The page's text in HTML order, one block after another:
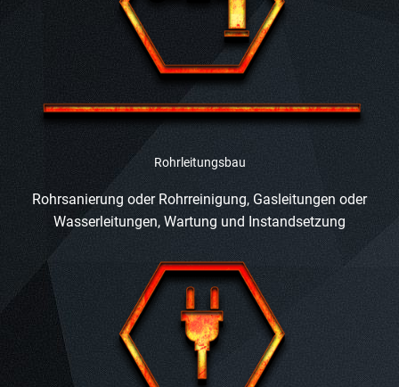
Rohrleitungsbau
Rohrsanierung oder Rohrreinigung, Gasleitungen oder
Wasserleitungen, Wartung und Instandsetzung